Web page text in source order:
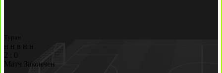
Туран
н н в н
н
2
0
Матч Закончен